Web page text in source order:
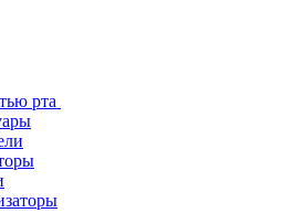
рта